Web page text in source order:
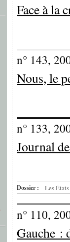
Face à la
n° 143,
Nous, le
n° 133,
Journal
Dossier : Les
n° 110,
Gauche :